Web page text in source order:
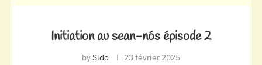
Initiation au sean-nós épisode 2
bySido 23 février 2025